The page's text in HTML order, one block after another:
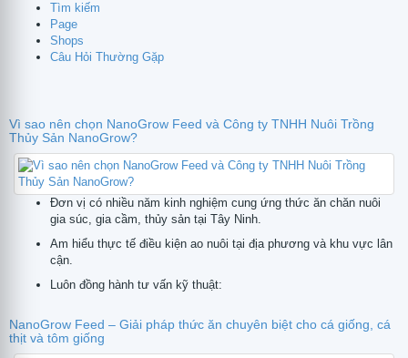
Tìm kiếm
Page
Shops
Câu Hỏi Thường Gặp
Vì sao nên chọn NanoGrow Feed và Công ty TNHH Nuôi Trồng
Thủy Sản NanoGrow?
Đơn vị có nhiều năm kinh nghiệm cung ứng thức ăn chăn nuôi
gia súc, gia cầm, thủy sản tại Tây Ninh.
Am hiểu thực tế điều kiện ao nuôi tại địa phương và khu vực lân
cận.
Luôn đồng hành tư vấn kỹ thuật:
NanoGrow Feed – Giải pháp thức ăn chuyên biệt cho cá giống, cá
thịt và tôm giống